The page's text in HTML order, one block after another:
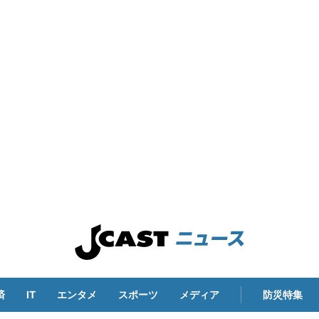
IT エンタメ スポーツ メディア 防災特集